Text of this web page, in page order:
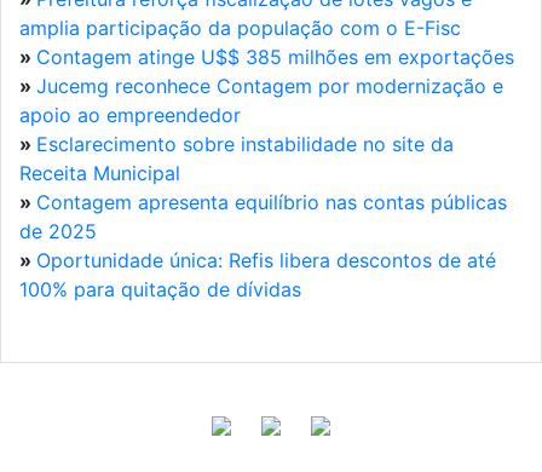
amplia participação da população com o E-Fisc
» Contagem atinge U$$ 385 milhões em exportações
» Jucemg reconhece Contagem por modernização e
apoio ao empreendedor
» Esclarecimento sobre instabilidade no site da
Receita Municipal
» Contagem apresenta equilíbrio nas contas públicas
de 2025
» Oportunidade única: Refis libera descontos de até
100% para quitação de dívidas